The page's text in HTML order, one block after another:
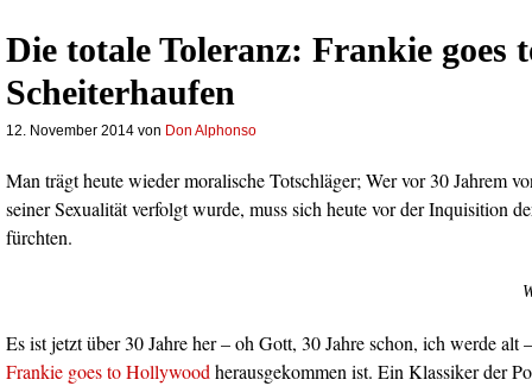
Die totale Toleranz: Frankie goes
Scheiterhaufen
12. November 2014 von Don Alphonso
Man trägt heute wieder moralische Totschläger; Wer vor 30 Jahrem
seiner Sexualität verfolgt wurde, muss sich heute vor der Inquisition
fürchten.
Es ist jetzt über 30 Jahre her – oh Gott, 30 Jahre schon, ich werde alt
Frankie goes to Hollywood herausgekommen ist. Ein Klassiker der